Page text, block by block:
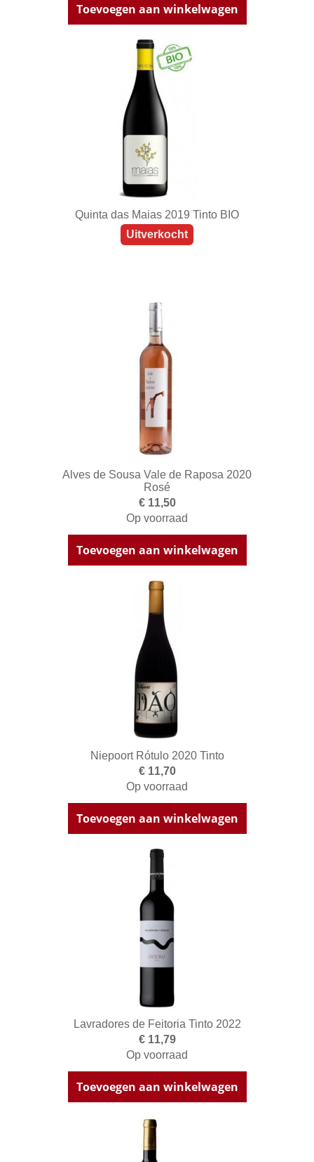
Toevoegen aan winkelwagen
Quinta das Maias 2019 Tinto BIO
Uitverkocht
Alves de Sousa Vale de Raposa 2020
Rosé
€ 11,50
Op voorraad
Toevoegen aan winkelwagen
Niepoort Rótulo 2020 Tinto
€ 11,70
Op voorraad
Toevoegen aan winkelwagen
Lavradores de Feitoria Tinto 2022
€ 11,79
Op voorraad
Toevoegen aan winkelwagen